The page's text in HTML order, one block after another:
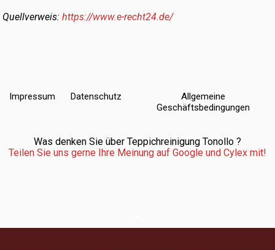
Quellverweis:https://www.e-recht24.de/
Impressum Datenschutz
Allgemeine
Geschäftsbedingungen
Was denken Sie über Teppichreinigung Tonollo ?
Teilen Sie uns gerne Ihre Meinung auf Google und Cylex mit!